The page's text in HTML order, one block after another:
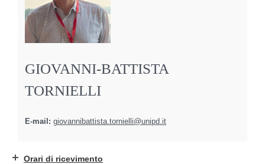
GIOVANNI-BATTISTA
TORNIELLI
E-mail: giovannibattista.tornielli@unipd.it
Orari di ricevimento